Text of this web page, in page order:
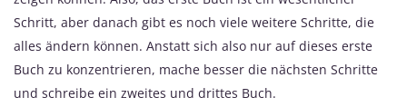
Schritt, aber danach gibt es noch viele weitere Schritte, die
alles ändern können. Anstatt sich also nur auf dieses erste
Buch zu konzentrieren, mache besser die nächsten Schritte
und schreibe ein zweites und drittes Buch.